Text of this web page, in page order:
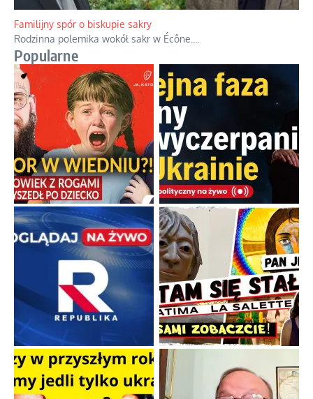
Familijny spór o biskupie sakry
Rodzinna polemika wokół sakr w Écône.
Popularne